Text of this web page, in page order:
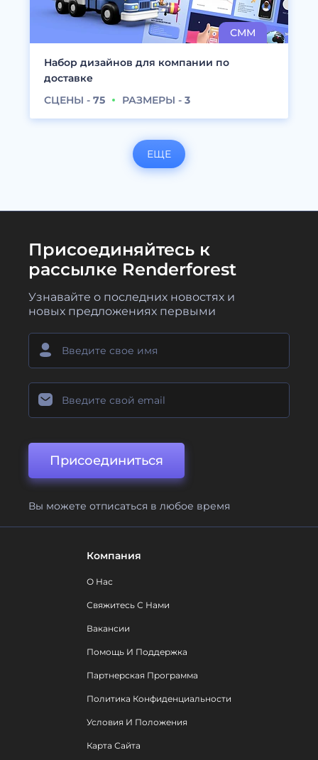
Набор дизайнов для компании по
доставке
СЦЕНЫ - 75 РАЗМЕРЫ - 3
ЕЩЕ
Присоединяйтесь к
рассылке Renderforest
Узнавайте о последних новостях и
новых предложениях первыми
Присоединиться
Вы можете отписаться в любое время
Компания
О Нас
Свяжитесь С Нами
Вакансии
Помощь И Поддержка
Партнерская Программа
Политика Конфиденциальности
Условия И Положения
Карта Сайта